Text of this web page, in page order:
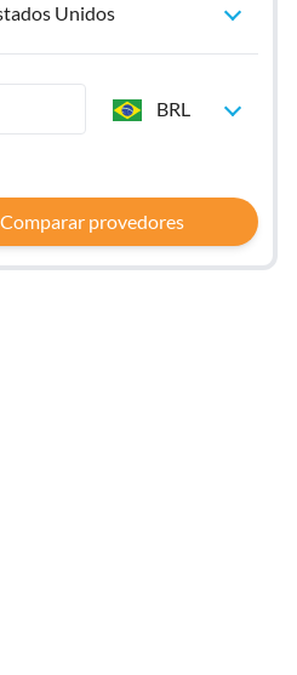
Unidos
BRL
Comparar provedores